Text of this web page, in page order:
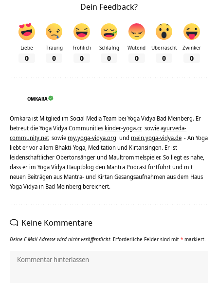
Dein Feedback?
Liebe
0
Traurig
0
Fröhlich
0
Schläfrig
0
Wütend
0
Überrascht
0
Zwinker
0
OMKARA
Omkara ist Mitglied im Social Media Team bei Yoga Vidya Bad Meinberg. Er
betreut die Yoga Vidya Communities kinder-yoga.cc sowieayurveda-
community.net sowie my.yoga-vidya.org und mein.yoga-vidya.de - An Yoga
liebt er vor allem Bhakti-Yoga, Meditation und Kirtansingen. Er ist
leidenschaftlicher Obertonsänger und Maultrommelspieler. So liegt es nahe,
dass er im Yoga Vidya Hauptblog den Mantra Podcast fortführt und mit
neuen Beiträgen aus Mantra- und Kirtan Gesangsaufnahmen aus dem Haus
Yoga Vidya in Bad Meinberg bereichert.
Keine Kommentare
Deine E-Mail-Adresse wird nicht veröffentlicht. Erforderliche Felder sind mit * markiert.